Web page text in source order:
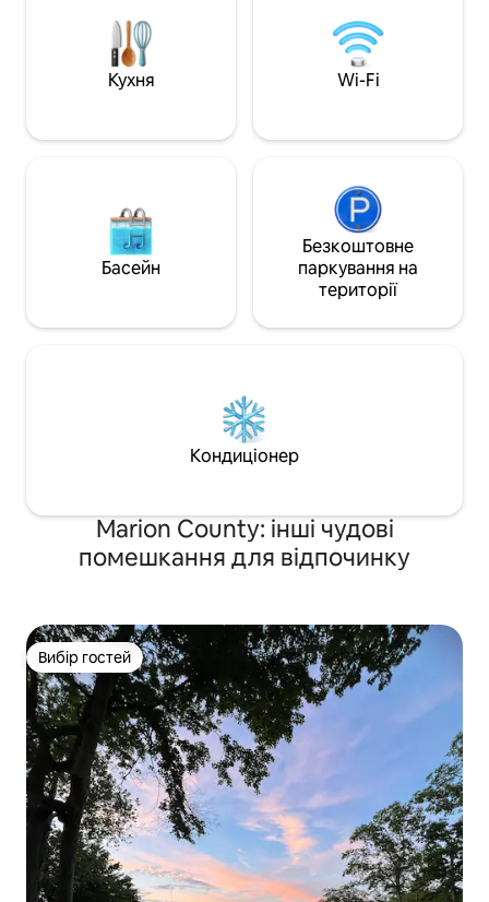
тваринами – див. подробиці
Гідромасажна ванна, сауна, місце для
багаття та інші зручності! Автобудинок
лише 1 домашню тварину. Повідомте
розташована
док-станцією,
для риболовлі
сподобається
ПРОПОНУЄМО
Кухня Wi-Fi
Басейн
Безкоштовне
паркування на
території
Кондиціонер
Marion County: інші чудові
помешкання для відпочинку
Вибір гостей
Вибір гостей